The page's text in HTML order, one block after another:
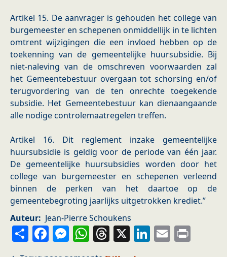
Artikel 15. De aanvrager is gehouden het college van
burgemeester en schepenen onmiddellijk in te lichten
omtrent wijzigingen die een invloed hebben op de
toekenning van de gemeentelijke huursubsidie. Bij
niet-naleving van de omschreven voorwaarden zal
het Gemeentebestuur overgaan tot schorsing en/of
terugvordering van de ten onrechte toegekende
subsidie. Het Gemeentebestuur kan dienaangaande
alle nodige controlemaatregelen treffen.
Artikel 16. Dit reglement inzake gemeentelijke
huursubsidie is geldig voor de periode van één jaar.
De gemeentelijke huursubsidies worden door het
college van burgemeester en schepenen verleend
binnen de perken van het daartoe op de
gemeentebegroting jaarlijks uitgetrokken krediet.”
Auteur
Jean-Pierre Schoukens
ShareFacebook
Messenger
WhatsApp
Threads
X LinkedIn
Email